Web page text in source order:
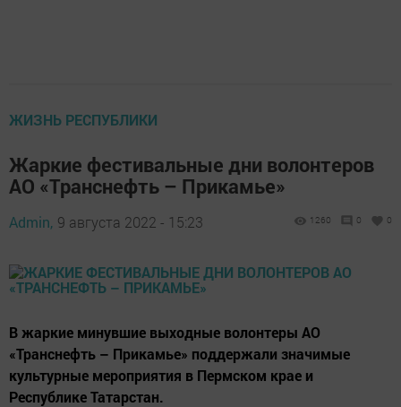
ЖИЗНЬ РЕСПУБЛИКИ
Жаркие фестивальные дни волонтеров
АО «Транснефть – Прикамье»
Admin, 9 августа 2022 - 15:23 1260 0 0
В жаркие минувшие выходные волонтеры АО
«Транснефть – Прикамье» поддержали значимые
культурные мероприятия в Пермском крае и
Республике Татарстан.